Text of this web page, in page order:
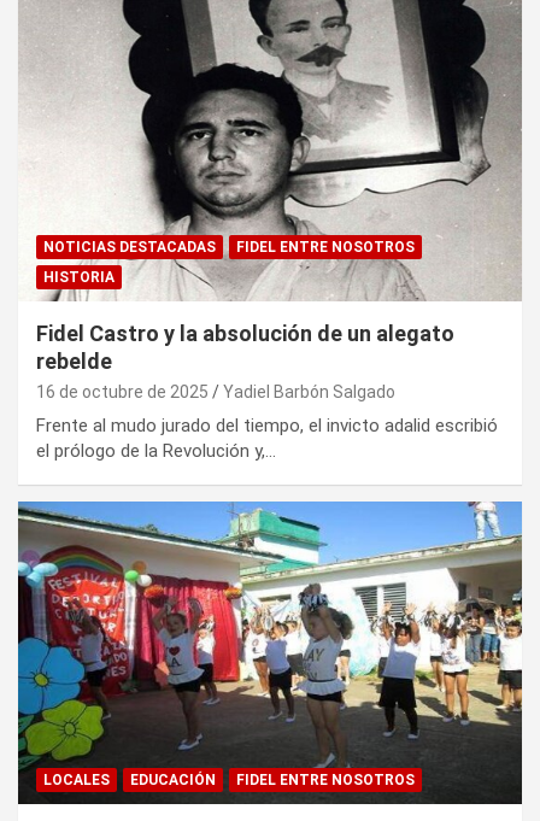
NOTICIAS DESTACADAS
FIDEL ENTRE NOSOTROS
HISTORIA
Fidel Castro y la absolución de un alegato
rebelde
16 de octubre de 2025 Yadiel Barbón Salgado
Frente al mudo jurado del tiempo, el invicto adalid escribió
el prólogo de la Revolución y,…
LOCALES EDUCACIÓN FIDEL ENTRE NOSOTROS